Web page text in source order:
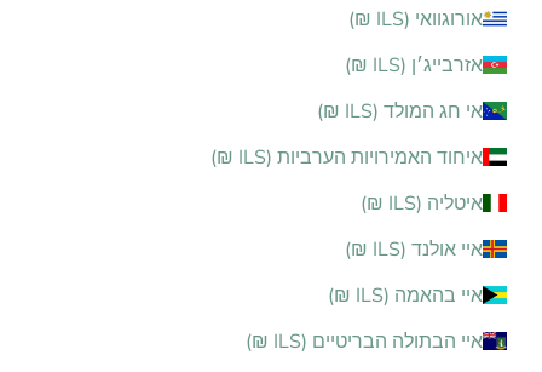
אורוגוואי (ILS ₪)
אזרבייג׳ן (ILS ₪)
אי חג המולד (ILS ₪)
איחוד האמירויות הערביות (ILS ₪)
איטליה (ILS ₪)
איי אולנד (ILS ₪)
איי בהאמה (ILS ₪)
איי הבתולה הבריטיים (ILS ₪)